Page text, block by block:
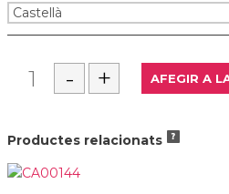
Productes relacionats